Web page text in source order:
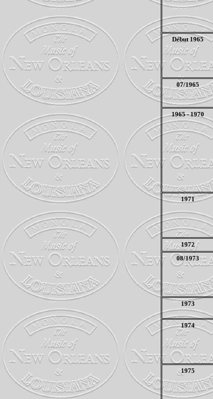
Début 1965
07/1965
1965 - 1970
1971
1972
08/1973
1973
1974
1975